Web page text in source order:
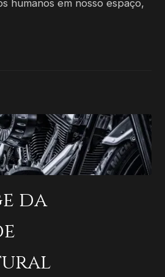
humanos em nosso espaço,
da